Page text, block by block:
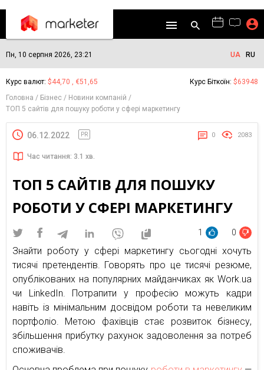
Пн, 10 серпня 2026, 23:21 UA RU
Курс валют: $44,70 , €51,65 Курс Біткоїн: $63948
Головна
Бізнес
Новини компаній
ТОП 5 сайтів для пошуку роботи у сфері маркетингу
06.12.2022 PR 0 2083
Час читання: 3.1 хв.
ТОП 5 САЙТІВ ДЛЯ ПОШУКУ
РОБОТИ У СФЕРІ МАРКЕТИНГУ
1 0
Знайти роботу у сфері маркетингу сьогодні хочуть
тисячі претендентів. Говорять про це тисячі резюме,
опублікованих на популярних майданчиках як Work.ua
чи LinkedIn. Потрапити у професію можуть кадри
навіть із мінімальним досвідом роботи та невеликим
портфоліо. Метою фахівців стає розвиток бізнесу,
збільшення прибутку рахунок задоволення за потреб
споживачів.